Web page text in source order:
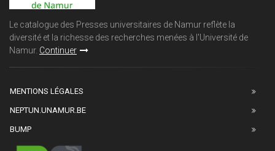
Le catalogue des Presses universitaires de Namur reflète la
diversité et la richesse des recherches menées à l'Université de
Namur. Continuer
MENTIONS LÉGALES
NEPTUN.UNAMUR.BE
BUMP